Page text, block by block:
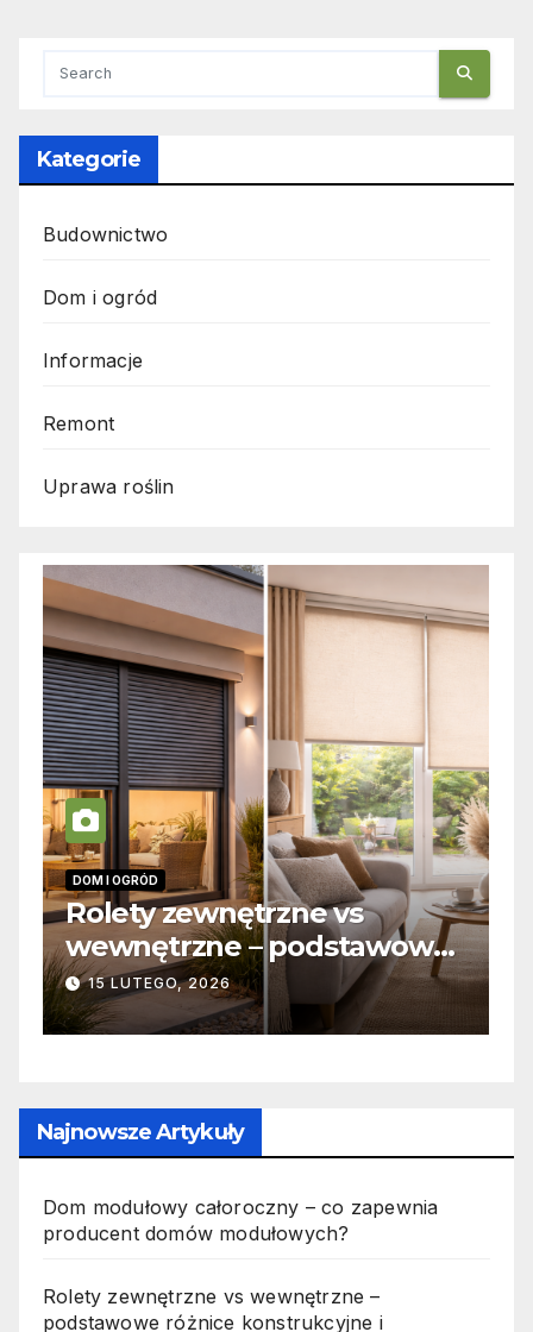
Kategorie
Budownictwo
Dom i ogród
Informacje
Remont
Uprawa roślin
INFORMACJE
Zabicie owada a
odpowiedzialność karna –
jak wygląda to w praktyce?
19 PAŹDZIERNIKA, 2025
Najnowsze Artykuły
Dom modułowy całoroczny – co zapewnia
producent domów modułowych?
Rolety zewnętrzne vs wewnętrzne –
podstawowe różnice konstrukcyjne i